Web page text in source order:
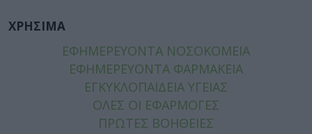
ΧΡΗΣΙΜΑ
ΕΦΗΜΕΡΕΥΟΝΤΑ ΝΟΣΟΚΟΜΕΙΑ
ΕΦΗΜΕΡΕΥΟΝΤΑ ΦΑΡΜΑΚΕΙΑ
ΕΓΚΥΚΛΟΠΑΙΔΕΙΑ ΥΓΕΙΑΣ
ΟΛΕΣ ΟΙ ΕΦΑΡΜΟΓΕΣ
ΠΡΩΤΕΣ ΒΟΗΘΕΙΕΣ